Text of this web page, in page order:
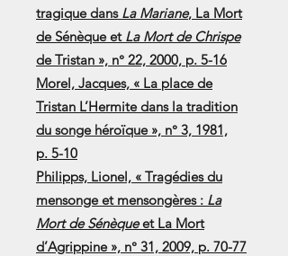
tragique dans La Mariane, La Mort
de Sénèque et La Mort de Chrispe
de Tristan », n° 22, 2000, p. 5-16
Morel, Jacques, « La place de
Tristan L’Hermite dans la tradition
du songe héroïque », n° 3, 1981,
p. 5-10
Philipps, Lionel, « Tragédies du
mensonge et mensongères : La
Mort de Sénèqueet La Mort
d’Agrippine », n° 31, 2009, p. 70-77